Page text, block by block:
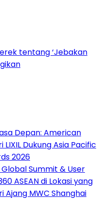
tentang ‘Jebakan
Depan: American
Dukung Asia Pacific
2026
Global Summit & User
ASEAN di Lokasi yang
Ajang MWC Shanghai